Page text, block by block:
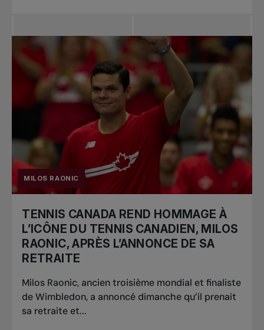
MILOS RAONIC
TENNIS CANADA REND HOMMAGE À
L’ICÔNE DU TENNIS CANADIEN, MILOS
RAONIC, APRÈS L’ANNONCE DE SA
RETRAITE
Milos Raonic, ancien troisième mondial et finaliste
de Wimbledon, a annoncé dimanche qu’il prenait
sa retraite et...